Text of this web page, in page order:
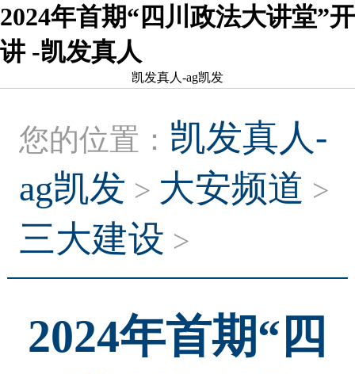
2024年首期“四川政法大讲堂”开
讲 -凯发真人
凯发真人-ag凯发
您的位置： 凯发真人-
ag凯发 > 大安频道 >
三大建设 >
2024年首期“四